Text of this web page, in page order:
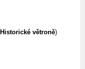
Historické větroně)